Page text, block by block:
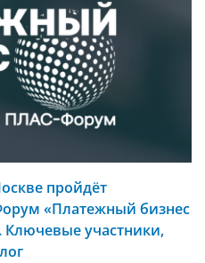
пройдёт
«Платежный бизнес
участники,